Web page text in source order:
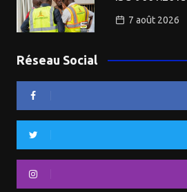
7 août 2026
Réseau Social